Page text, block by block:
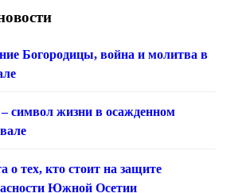
Богородицы, война и молитва в
символ жизни в осажденном
о тех, кто стоит на защите
Южной Осетии